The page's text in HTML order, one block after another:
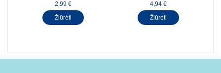
2,99 €
Žiūrėti
4,94 €
Žiūrėti